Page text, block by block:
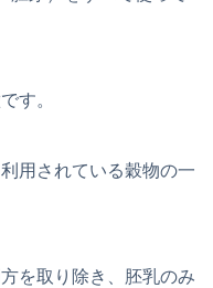
す。
用されている穀物の一
を取り除き、胚乳のみ